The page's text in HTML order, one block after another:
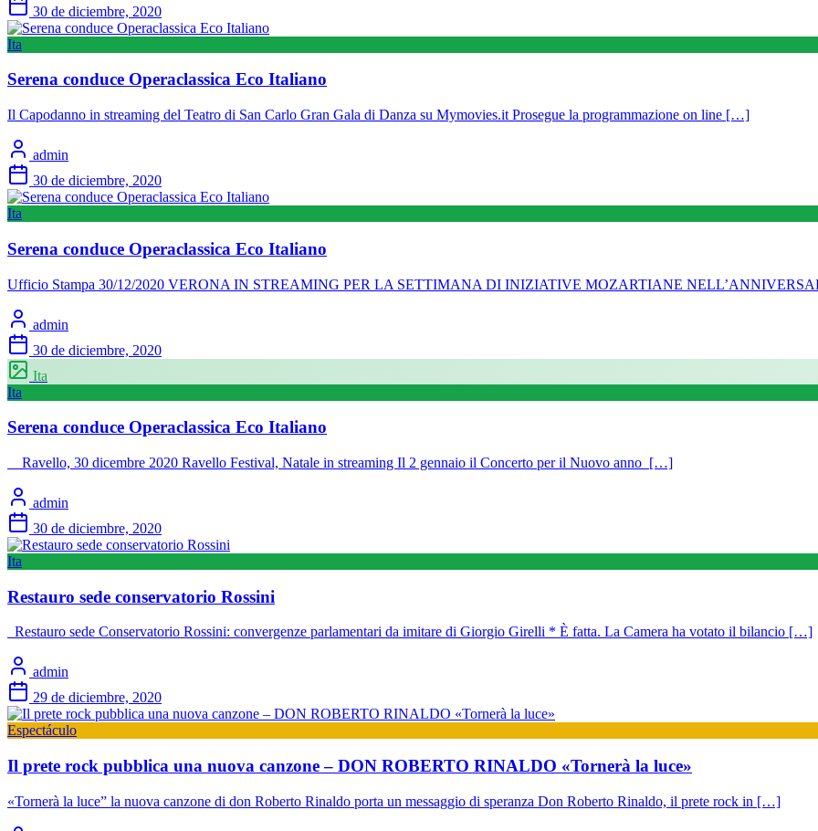
30 de diciembre, 2020
Ita
Serena conduce Operaclassica Eco Italiano
Il Capodanno in streaming del Teatro di San Carlo Gran Gala di Danza su Mymovies.it Prosegue la programmazione on line […]
admin
30 de diciembre, 2020
Ita
Serena conduce Operaclassica Eco Italiano
Ufficio Stampa 30/12/2020 VERONA IN STREAMING PER LA SETTIMANA DI INIZIATIVE MOZARTIANE
admin
30 de diciembre, 2020
Ita
Ita
Serena conduce Operaclassica Eco Italiano
Ravello, 30 dicembre 2020 Ravello Festival, Natale in streaming Il 2 gennaio il Concerto per il Nuovo anno […]
admin
30 de diciembre, 2020
Ita
Restauro sede conservatorio Rossini
Restauro sede Conservatorio Rossini: convergenze parlamentari da imitare di Giorgio Girelli * È fatta. La Camera ha votato il bilancio […]
admin
29 de diciembre, 2020
Espectáculo
Il prete rock pubblica una nuova canzone – DON ROBERTO RINALDO «Tornerà la luce»
«Tornerà la luce” la nuova canzone di don Roberto Rinaldo porta un messaggio di speranza Don Roberto Rinaldo, il prete rock in […]